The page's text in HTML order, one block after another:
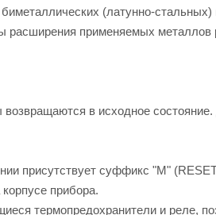
(латунно-стальных)
расширения применяемых металлов
возвращаются в исходное
присутствует суффикс "M"
прибора.
термопредохранители и реле,